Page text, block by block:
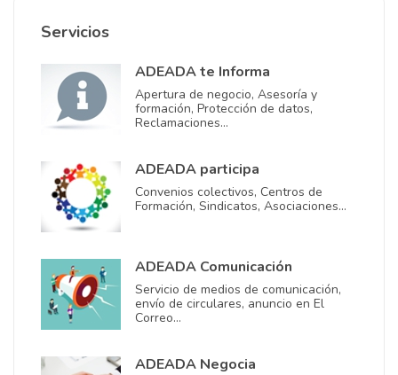
Servicios
ADEADA te Informa
Apertura de negocio, Asesoría y
formación, Protección de datos,
Reclamaciones…
ADEADA participa
Convenios colectivos, Centros de
Formación, Sindicatos, Asociaciones…
ADEADA Comunicación
Servicio de medios de comunicación,
envío de circulares, anuncio en El
Correo…
ADEADA Negocia